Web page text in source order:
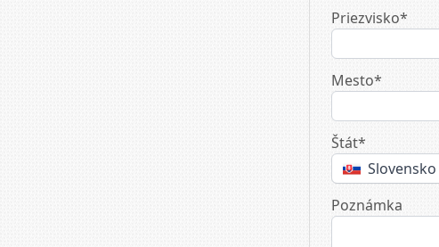
Priezvisko*
Mesto*
Štát*
Slovensko
Poznámka